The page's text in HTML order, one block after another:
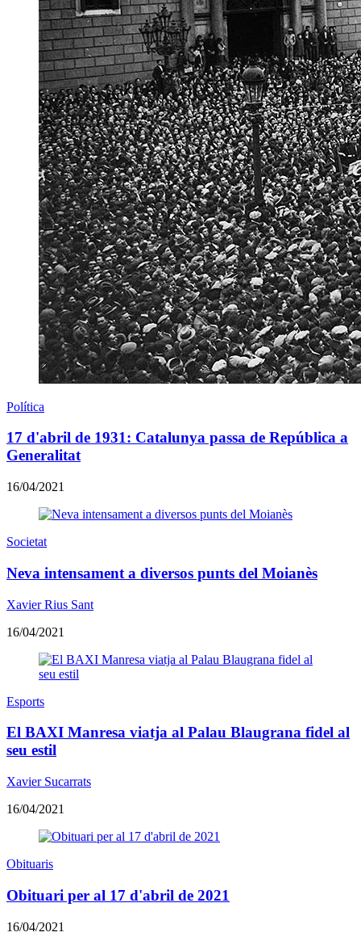
Política
17 d'abril de 1931: Catalunya passa de República a
Generalitat
16/04/2021
Societat
Neva intensament a diversos punts del Moianès
Xavier Rius Sant
16/04/2021
Esports
El BAXI Manresa viatja al Palau Blaugrana fidel al
seu estil
Xavier Sucarrats
16/04/2021
Obituaris
Obituari per al 17 d'abril de 2021
16/04/2021